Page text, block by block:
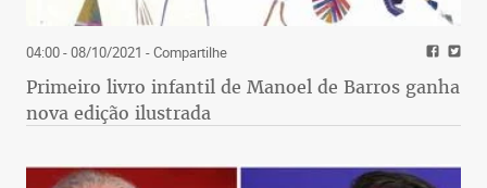
04:00 - 08/10/2021 - Compartilhe
Primeiro livro infantil de Manoel de Barros ganha
nova edição ilustrada